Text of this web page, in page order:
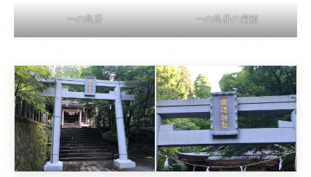
一の鳥居 一の鳥居の扁額